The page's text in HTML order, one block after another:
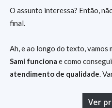
O assunto interessa? Então,
final.
Ah, e ao longo do texto, vamos
Sami funciona e como
atendimento de qualidade.
Ver